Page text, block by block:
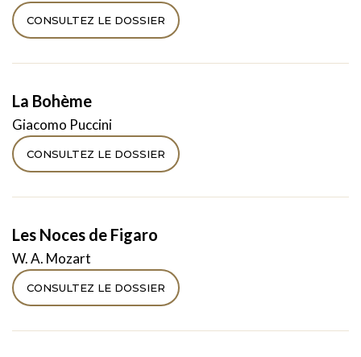
CONSULTEZ LE DOSSIER
La Bohème
Giacomo Puccini
CONSULTEZ LE DOSSIER
Les Noces de Figaro
W. A. Mozart
CONSULTEZ LE DOSSIER